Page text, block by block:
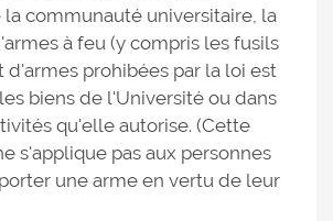
communauté universitaire, la
à feu (y compris les fusils
d'armes prohibées par la loi est
biens de l'Université ou dans
qu'elle autorise. (Cette
s'applique pas aux personnes
une arme en vertu de leur